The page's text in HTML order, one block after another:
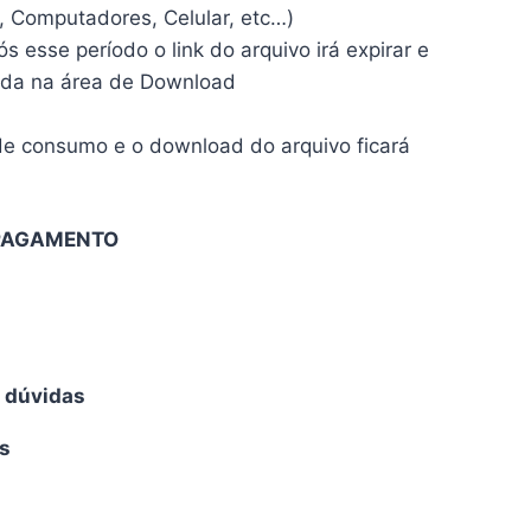
Computadores, Celular, etc…)
esse período o link do arquivo irá expirar e
na área de Download
consumo e o download do arquivo ficará
dúvidas